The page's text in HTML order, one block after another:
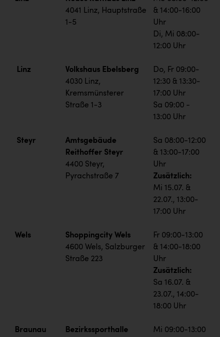
4041 Linz, Hauptstraße
1-5
& 14:00-16:00
Uhr
Di, Mi 08:00-
12:00 Uhr
Linz
Volkshaus Ebelsberg
4030 Linz,
Kremsmünsterer
Straße 1-3
Do, Fr 09:00-
12:30 & 13:30-
17:00 Uhr
Sa 09:00 -
13:00 Uhr
Steyr
Amtsgebäude
Reithoffer Steyr
4400 Steyr,
Pyrachstraße 7
Sa 08:00-12:00
& 13:00-17:00
Uhr
Zusätzlich:
Mi 15.07. &
22.07., 13:00-
17:00 Uhr
Wels
Shoppingcity Wels
4600 Wels, Salzburger
Straße 223
Fr 09:00-13:00
& 14:00-18:00
Uhr
Zusätzlich:
Sa 16.07. &
23.07., 14:00-
18:00 Uhr
Braunau
Bezirkssporthalle
Mi 09:00-13:00